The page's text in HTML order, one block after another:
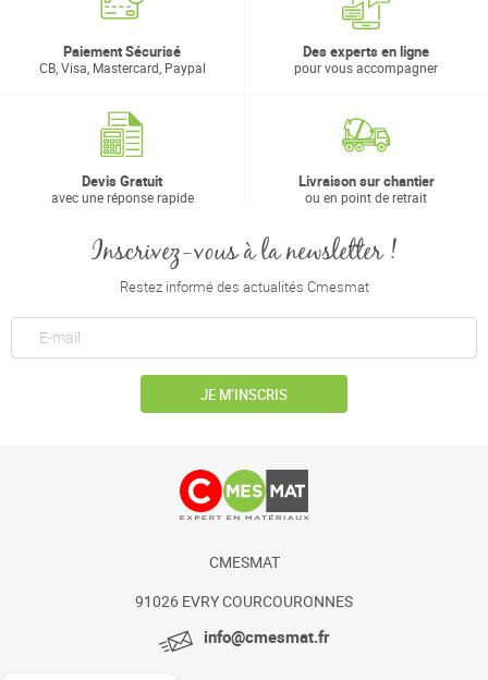
Paiement Sécurisé
CB, Visa, Mastercard, Paypal
Des experts en ligne
pour vous accompagner
Devis Gratuit
avec une réponse rapide
Livraison sur chantier
ou en point de retrait
Inscrivez-vous à la newsletter !
Restez informé des actualités Cmesmat
JE M’INSCRIS
CMESMAT
91026 EVRY COURCOURONNES
info@cmesmat.fr